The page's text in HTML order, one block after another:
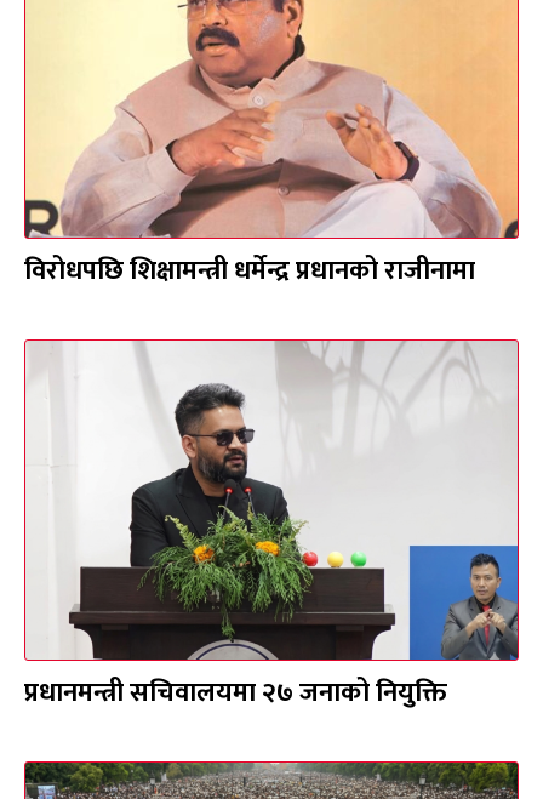
विरोधपछि शिक्षामन्त्री धर्मेन्द्र प्रधानको राजीनामा
प्रधानमन्त्री सचिवालयमा २७ जनाको नियुक्ति